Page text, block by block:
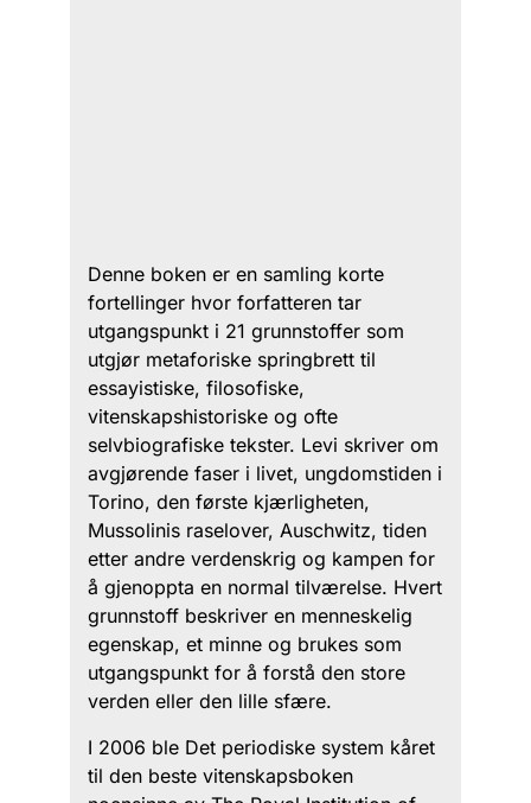
Denne boken er en samling korte
fortellinger hvor forfatteren tar
utgangspunkt i 21 grunnstoffer som
utgjør metaforiske springbrett til
essayistiske, filosofiske,
vitenskapshistoriske og ofte
selvbiografiske tekster. Levi skriver om
avgjørende faser i livet, ungdomstiden i
Torino, den første kjærligheten,
Mussolinis raselover, Auschwitz, tiden
etter andre verdenskrig og kampen for
å gjenoppta en normal tilværelse. Hvert
grunnstoff beskriver en menneskelig
egenskap, et minne og brukes som
utgangspunkt for å forstå den store
verden eller den lille sfære.
I 2006 ble Det periodiske system kåret
til den beste vitenskapsboken